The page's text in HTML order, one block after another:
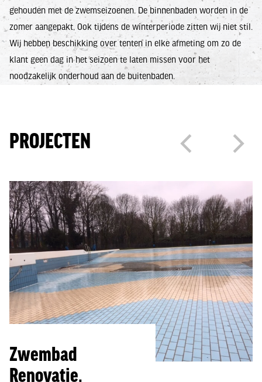
gehouden met de zwemseizoenen. De binnenbaden worden in de
zomer aangepakt, Ook tijdens de winterperiode zitten wij niet stil.
Wij hebben beschikking over tenten in elke afmeting om zo de
klant geen dag in het seizoen te laten missen voor het
noodzakelijk onderhoud aan de buitenbaden.
PROJECTEN
Zwembad
Renovatie,